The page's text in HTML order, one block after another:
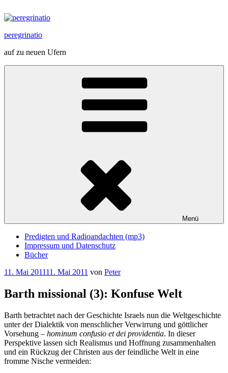
Inhalt
peregrinatio
auf zu neuen Ufern
Menü
Predigten und Radioandachten (mp3)
Impressum und Datenschutz
Bücher
Veröffentlicht
11. Mai 201111. Mai 2011 von Peter
Barth missional (3): Konfuse Welt
Barth betrachtet nach der Geschichte Israels nun die Weltgeschichte
unter der Dialektik von menschlicher Verwirrung und göttlicher
Vorsehung – hominum confusio et dei providentia. In dieser
Perspektive lassen sich Realismus und Hoffnung zusammenhalten
und ein Rückzug der Christen aus der feindliche Welt in eine
fromme Nische vermeiden: